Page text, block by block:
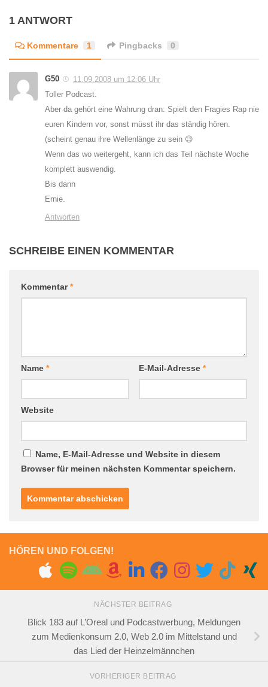
1 ANTWORT
Kommentare 1 Pingbacks 0
G50
11.09.2008 um 12:06 Uhr
Toller Podcast.
Aber da gehört eine Wahrung dran: Spielt den Fragies Rap nie
euren Kindern vor, sonst müsst ihr das ständig hören.
(scheint genau ihre Wellenlänge zu sein 😉
Wenn das wo weitergeht, kann ich das Teil nächste Woche
komplett auswendig.
Bis dann
Ernie.
Antworten
SCHREIBE EINEN KOMMENTAR
Kommentar*
Name * E-Mail-Adresse *
Website
Name, E-Mail-Adresse und Website in diesem
Browser für meinen nächsten Kommentar speichern.
HÖREN UND FOLGEN!
NÄCHSTER BEITRAG
Blick 183 auf L’Oreal und Podcastwerbung, Meldungen
zum Medienkonsum 2.0, Web 2.0 im Mittelstand und
das Lied der Heinzelmännchen
VORHERIGER BEITRAG